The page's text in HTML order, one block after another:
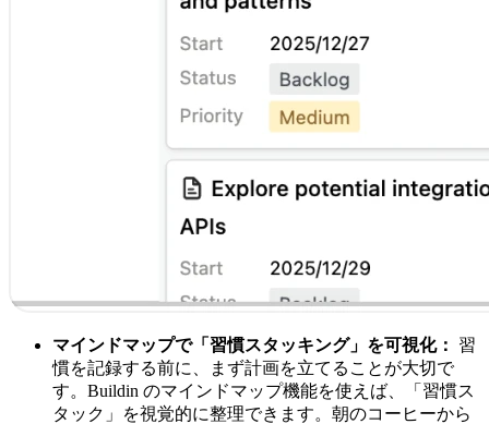
マインドマップで「習慣スタッキング」を可視化：
習
慣を記録する前に、まず計画を立てることが大切で
す。Buildin のマインドマップ機能を使えば、「習慣ス
タック」を視覚的に整理できます。朝のコーヒーから